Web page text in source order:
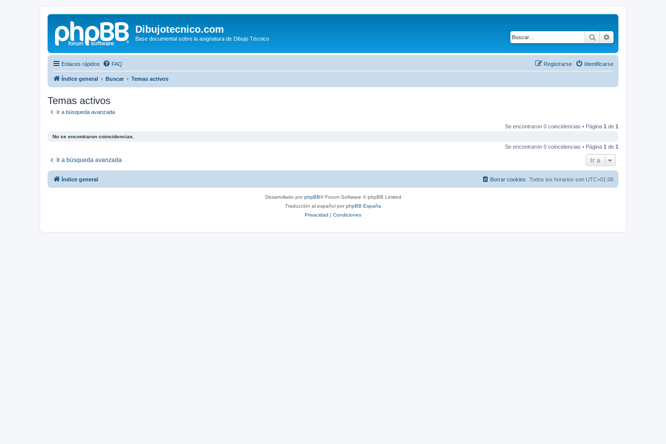
Dibujotecnico.com
Base documental sobre la asignatura de Dibujo Técnico Buscar
Enlaces rápidos FAQ Identificarse
Registrarse
Índice general Buscar Temas activos
Temas activos
Ir a búsqueda avanzada
Se encontraron 0 coincidencias • Página 1 de 1
No se encontraron coincidencias.
Se encontraron 0 coincidencias • Página 1 de 1
Ir a búsqueda avanzada Ir a
Índice general Todos los horarios son UTC+01:00
Borrar cookies
Desarrollado porphpBB® Forum Software © phpBB Limited
Traducción al español porphpBB España
Privacidad | Condiciones